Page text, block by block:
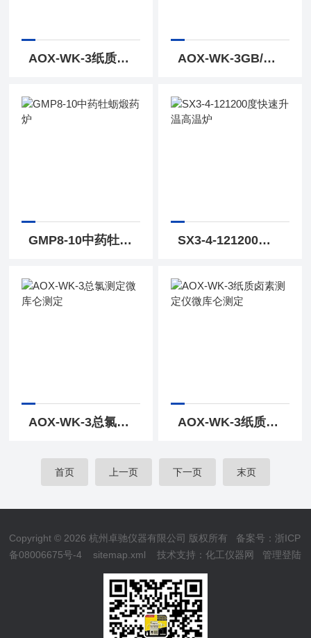
AOX-WK-3纸质有机卤素测定仪AOX微库仑测定 AOX-WK-3GB/T22904-2008标准AOX微库仑测定
GMP8-10中药牡蛎煅药炉 SX3-4-121200度快速升温高温炉
AOX-WK-3总氯测定微库仑测定 AOX-WK-3纸质卤素测定仪微库仑测定
首页 上一页 下一页 末页
Copyright © 2026 杭州卓驰仪器有限公司 版权所有 备案号：浙ICP
备08006675号-4
sitemap.xml 技术支持：化工仪器网 管理登陆